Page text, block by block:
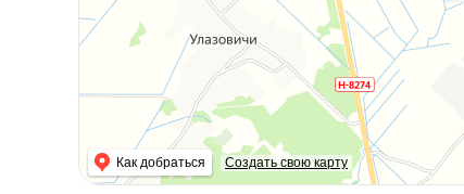
Как добраться Создать свою карту